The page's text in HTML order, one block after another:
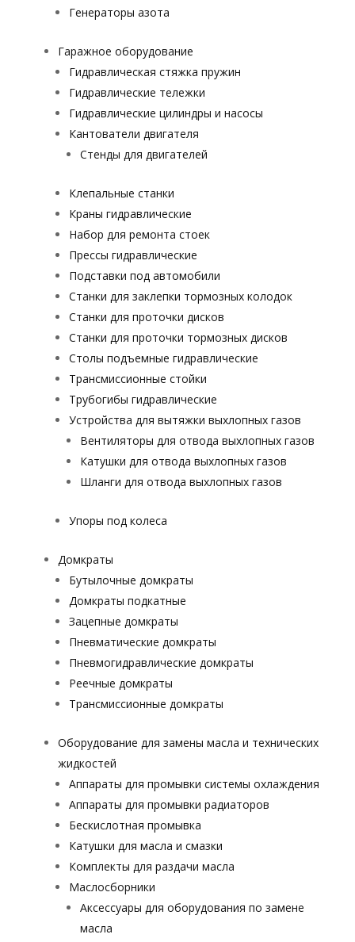
Генераторы азота
Гаражное оборудование
Гидравлическая стяжка пружин
Гидравлические тележки
Гидравлические цилиндры и насосы
Кантователи двигателя
Стенды для двигателей
Клепальные станки
Краны гидравлические
Набор для ремонта стоек
Прессы гидравлические
Подставки под автомобили
Станки для заклепки тормозных колодок
Станки для проточки дисков
Станки для проточки тормозных дисков
Столы подъемные гидравлические
Трансмиссионные стойки
Трубогибы гидравлические
Устройства для вытяжки выхлопных газов
Вентиляторы для отвода выхлопных газов
Катушки для отвода выхлопных газов
Шланги для отвода выхлопных газов
Упоры под колеса
Домкраты
Бутылочные домкраты
Домкраты подкатные
Зацепные домкраты
Пневматические домкраты
Пневмогидравлические домкраты
Реечные домкраты
Трансмиссионные домкраты
Оборудование для замены масла и технических
жидкостей
Аппараты для промывки системы охлаждения
Аппараты для промывки радиаторов
Бескислотная промывка
Катушки для масла и смазки
Комплекты для раздачи масла
Маслосборники
Аксессуары для оборудования по замене
масла